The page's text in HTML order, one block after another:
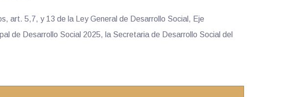
art. 5,7, y 13 de la Ley General de Desarrollo Social, Eje
de Desarrollo Social 2025, la Secretaria de Desarrollo Social del